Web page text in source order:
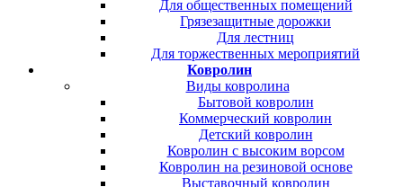
Для общественных помещений
Грязезащитные дорожки
Для лестниц
Для торжественных мероприятий
Ковролин
Виды ковролина
Бытовой ковролин
Коммерческий ковролин
Детский ковролин
Ковролин с высоким ворсом
Ковролин на резиновой основе
Выставочный ковролин